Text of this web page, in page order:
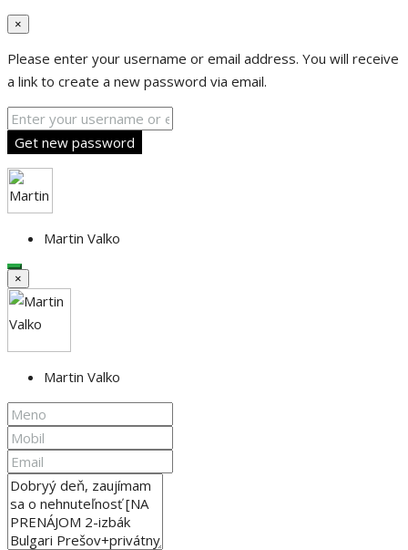
×
Please enter your username or email address. You will receive
a link to create a new password via email.
Get new password
Martin Valko
×
Martin Valko